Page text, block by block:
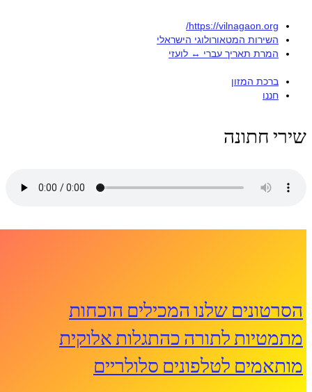
https://vilnagaon.org/
השירות המטאורולוגי הישראלי
המרת תאריך עברי ↔ לועזי
ברכת המזון
חננו
שירי חתונה
הסרטונים שלנו המכילים הוכחות
מתמטיות לתורה כהתגלות אלוקית
מותאמים לטלפונים סלולריים